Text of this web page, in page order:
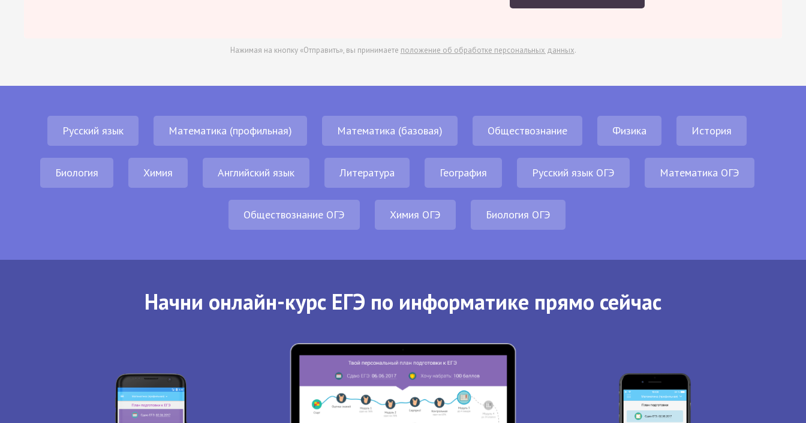
Нажимая на кнопку «Отправить», вы принимаете положение об обработке персональных данных.
Русский язык Математика (профильная) Математика (базовая) Обществознание Физика История
Биология Химия Английский язык Литература География Русский язык ОГЭ Математика ОГЭ
Обществознание ОГЭ Химия ОГЭ Биология ОГЭ
Начни онлайн-курс ЕГЭ по информатике прямо сейчас